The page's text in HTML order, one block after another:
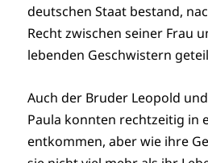
deutschen Staat bestand,
Recht zwischen seiner Frau
lebenden Geschwistern
Auch der Bruder Leopold
Paula konnten rechtzeitig in
entkommen, aber wie ihre